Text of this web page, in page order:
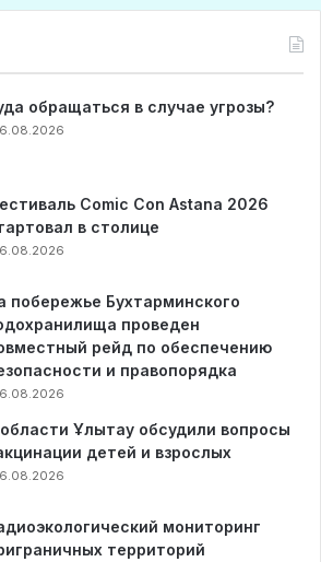
обращаться в случае угрозы?
6.08.2026
Comic Con Astana 2026
в столице
6.08.2026
побережье Бухтарминского
проведен
рейд по обеспечению
и правопорядка
6.08.2026
Ұлытау обсудили вопросы
детей и взрослых
6.08.2026
мониторинг
территорий